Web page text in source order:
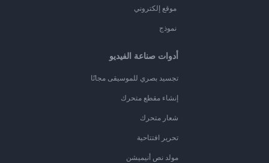
موقع إلكتروني
نموذج
أدوات صناعة الفيديو
تجسيد بصري للموسيقى مجانًا
إنشاء مقطع متحرك
شعار متحرك
تحرير افتتاحية
مولد نص أنيميشن